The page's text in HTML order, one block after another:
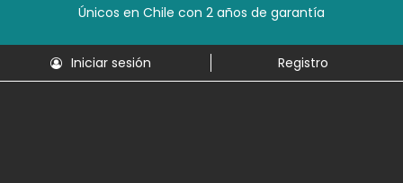
Únicos en Chile con 2 años de garantía
Iniciar sesión Registro